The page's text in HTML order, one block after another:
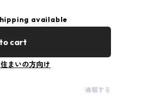
available
cart
まいの方向け
通報する